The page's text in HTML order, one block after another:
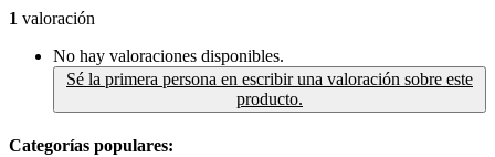
1 valoración
No hay valoraciones disponibles.
Sé la primera persona en escribir una valoración sobre este
producto.
Categorías populares: